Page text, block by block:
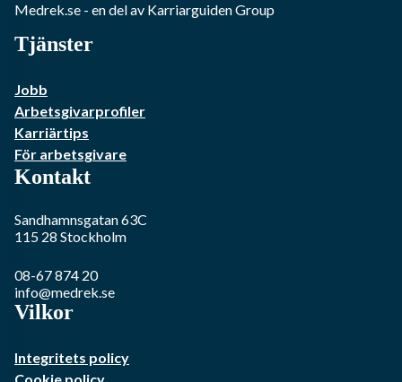
Medrek.se - en del av Karriarguiden Group
Tjänster
Jobb
Arbetsgivarprofiler
Karriärtips
För arbetsgivare
Kontakt
Sandhamnsgatan 63C
115 28 Stockholm
08-67 874 20
info@medrek.se
Vilkor
Integritets policy